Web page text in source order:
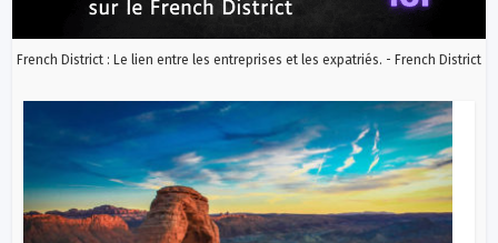
French District : Le lien entre les entreprises et les expatriés. - French District